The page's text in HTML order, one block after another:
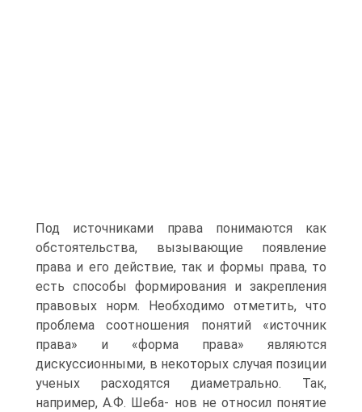
Под источниками права понимаются как
обстоятельства, вызывающие появление
права и его действие, так и формы права, то
есть способы формирования и закрепления
правовых норм. Необходимо отметить, что
проблема соотношения понятий «источник
права» и «форма права» являются
дискуссионными, в некоторых случая позиции
ученых расходятся диаметрально. Так,
например, А.Ф. Шеба- нов не относил понятие